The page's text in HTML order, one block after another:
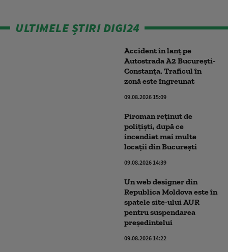
ULTIMELE ȘTIRI DIGI24
Accident în lanț pe
Autostrada A2 București-
Constanța. Traficul în
zonă este îngreunat
09.08.2026 15:09
Piroman reţinut de
poliţişti, după ce
incendiat mai multe
locaţii din București
09.08.2026 14:39
Un web designer din
Republica Moldova este în
spatele site-ului AUR
pentru suspendarea
președintelui
09.08.2026 14:22